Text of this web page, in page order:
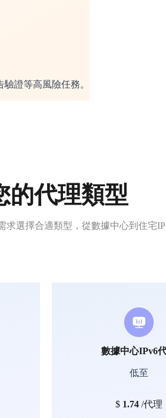
證等高風險任務。
的代理類型
求選擇合適類型，從數據中心到住宅
數據中心IPv6
低至
$ 1.74/代理